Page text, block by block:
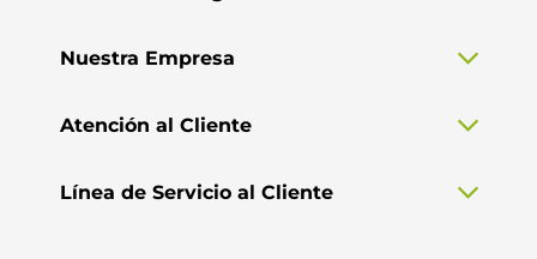
Nuestra Empresa
Atención al Cliente
Línea de Servicio al Cliente